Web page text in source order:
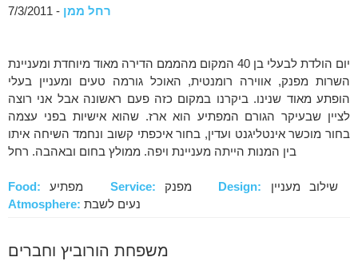
רחל ממן - 7/3/2011
יום הולדת לבעלי בן 40 המקום מהממם הדירה מאוד מיוחדת ומעניינת
השרות מפנק, אווירה רומנטית, האוכל גורמה טעים ומעניין בעלי
הופתע מאוד שנינו. ביקרנו במקום כזה פעם ראשונה אבל אני רוצה
לציין שבעיקר הגורם המפתיע הוא ארז. שהוא אישיות בפני עצמה
בחור מוכשר אינטליגנט ועדין, בחור איכפתי קשוב ונחמד השיחה איתו
בין המנות הייתה מעניינת ויפה. ממולץ בחום ובאהבה. רחל
Food: Service: Design:
שילוב מעניין
Atmosphere: נעים לשבת
משפחת הורוביץ וחברים